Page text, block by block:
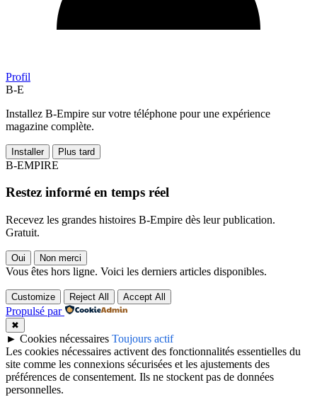
Profil
B-E
Installez B-Empire sur votre téléphone pour une expérience
magazine complète.
Installer Plus tard
B-EMPIRE
Restez informé en temps réel
Recevez les grandes histoires B-Empire dès leur publication.
Gratuit.
Oui Non merci
Vous êtes hors ligne. Voici les derniers articles disponibles.
Customize Reject All Accept All
Propulsé par
✖
► Cookies nécessaires Toujours actif
Les cookies nécessaires activent des fonctionnalités essentielles du
site comme les connexions sécurisées et les ajustements des
préférences de consentement. Ils ne stockent pas de données
personnelles.